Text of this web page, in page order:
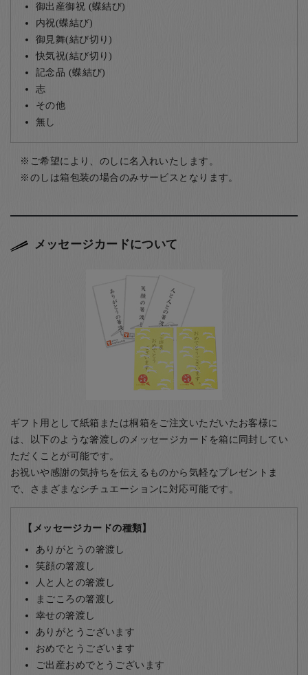
御出産御祝 (蝶結び)
内祝(蝶結び)
御見舞(結び切り)
快気祝(結び切り)
記念品 (蝶結び)
志
その他
無し
ご希望により、のしに名入れいたします。
のしは箱包装の場合のみサービスとなります。
メッセージカードについて
ギフト用として紙箱または桐箱をご注文いただいたお客様に
は、以下のような箸渡しのメッセージカードを箱に同封してい
ただくことが可能です。
お祝いや感謝の気持ちを伝えるものから気軽なプレゼントま
で、さまざまなシチュエーションに対応可能です。
【メッセージカードの種類】
ありがとうの箸渡し
笑顔の箸渡し
人と人との箸渡し
まごころの箸渡し
幸せの箸渡し
ありがとうございます
おめでとうございます
ご出産おめでとうございます